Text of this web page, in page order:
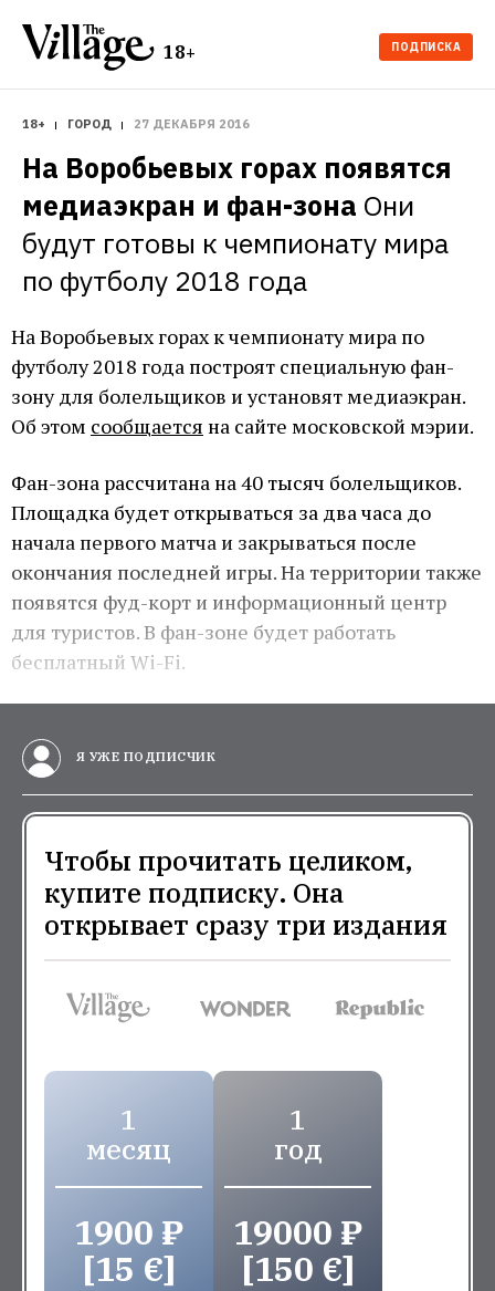
18+ ПОДПИСКА
18+ ГОРОД 27 ДЕКАБРЯ 2016
На Воробьевых горах появятся
медиаэкран и фан-зона Они
будут готовы к чемпионату мира
по футболу 2018 года
На Воробьевых горах к чемпионату мира по
футболу 2018 года построят специальную фан-
зону для болельщиков и установят медиаэкран.
Об этом сообщается на сайте московской мэрии.
Фан-зона рассчитана на 40 тысяч болельщиков.
Площадка будет открываться за два часа до
начала первого матча и закрываться после
окончания последней игры. На территории также
появятся фуд-корт и информационный центр
для туристов. В фан-зоне будет работать
бесплатный Wi-Fi.
Я УЖЕ ПОДПИСЧИК
Чтобы прочитать целиком,
купите подписку. Она
открывает сразу три издания
1
месяц
1900 ₽
[15 €]
1
год
19000 ₽
[150 €]